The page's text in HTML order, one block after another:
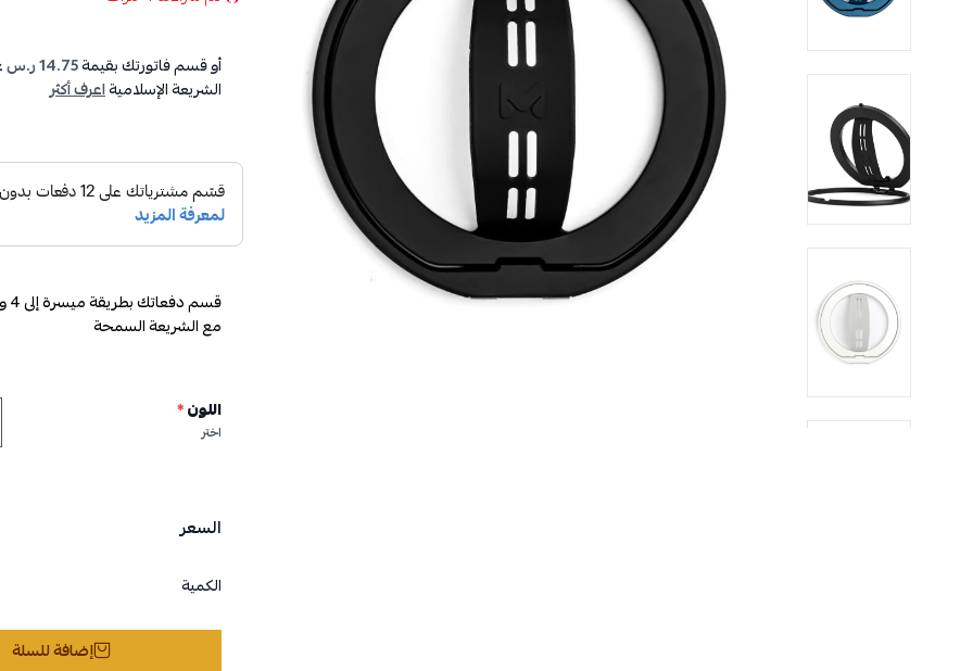
أو قسم فاتورتك بقيمة14.75 ر.س
الشريعة الإسلاميةاعرف أكثر
مع الشريعة السمحة
اللون*
اختر
السعر
الكمية
إضافة للسلة